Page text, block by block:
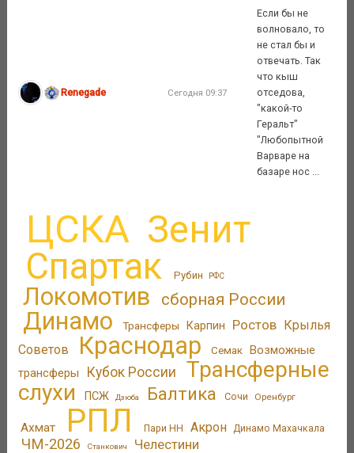
Renegade Сегодня 09:37
Если бы не
волновало, то
не стал бы и
отвечать. Так
что кыш
отседова,
"какой-то
Геральт"
"Любопытной
Варваре на
базаре нос ...
ЦСКА Зенит
Спартак Рубин РФС
Локомотив сборная России
Динамо Трансферы Карпин Ростов Крылья
Советов
Краснодар Семак Возможные
трансферы
Кубок России
Трансферные
слухи
ПСЖ Дзюба Балтика Сочи Оренбург
Ахмат РПЛ Пари НН Акрон Динамо Махачкала
ЧМ-2026 Станкович Челестини